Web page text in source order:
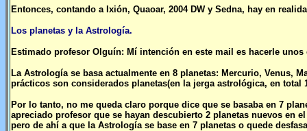
Entonces, contando a Ixión, Quaoar, 2004 DW y Sedna, hay en
Los planetas y la Astrología.
Estimado profesor Olguín: Mí intención en este mail es hacerle
La Astrología se basa actualmente en 8 planetas: Mercurio, Venus,
prácticos son considerados planetas(en la jerga astrológica, en total
Por lo tanto, no me queda claro porque dice que se basaba en 7
apreciado profesor que se hayan descubierto 2 planetas nuevos en
pero de ahí a que la Astrología se base en 7 planetas o quede